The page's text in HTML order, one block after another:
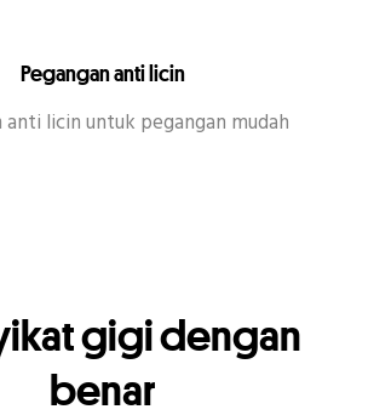
Pegangan anti licin
anti licin untuk pegangan mudah
gigi dengan
benar